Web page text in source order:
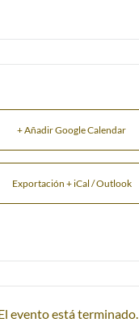
+ Añadir Google Calendar
Exportación + iCal / Outlook
evento está terminado.